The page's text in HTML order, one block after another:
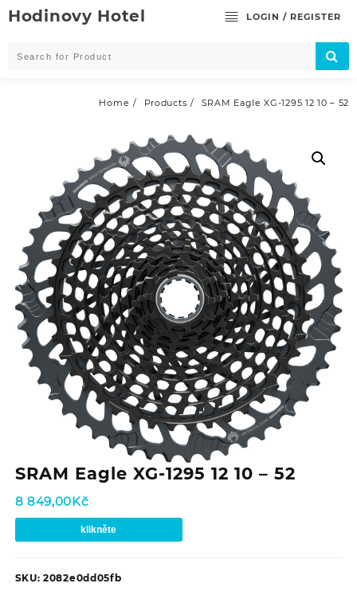
Skip
toHodinovy Hotel LOGIN / REGISTER
Home Products SRAM Eagle XG-1295 12 10 – 52
SRAM Eagle XG-1295 12 10 – 52
8 849,00Kč
klikněte
SKU: 2082e0dd05fb